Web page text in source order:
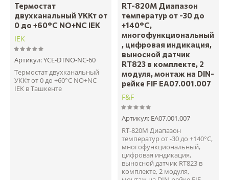
Термостат
двухканальный УККт от
0 до +60°C NO+NC IEK
IEK
Артикул:YCE-DTNO-NC-60
Термостат двухканальный
УККт от 0 до +60°C NO+NC
IEK в Ташкенте
RT-820M Диапазон
температур от -30 до
+140°С,
многофункциональный
, цифровая индикация,
выносной датчик
RT823 в комплекте, 2
модуля, монтаж на DIN-
рейке FIF EA07.001.007
F&F
Артикул: EA07.001.007
RT-820M Диапазон
температур от -30 до +140°С,
многофункциональный,
цифровая индикация,
выносной датчик RT823 в
комплекте, 2 модуля,